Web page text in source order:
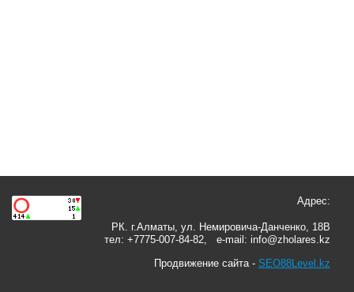
Адрес:
РК. г.Алматы, ул. Немировича-Данченко, 18В
тел: +7775-007-84-82, e-mail: info@zholares.kz
Продвижение сайта - SEO88Level.kz